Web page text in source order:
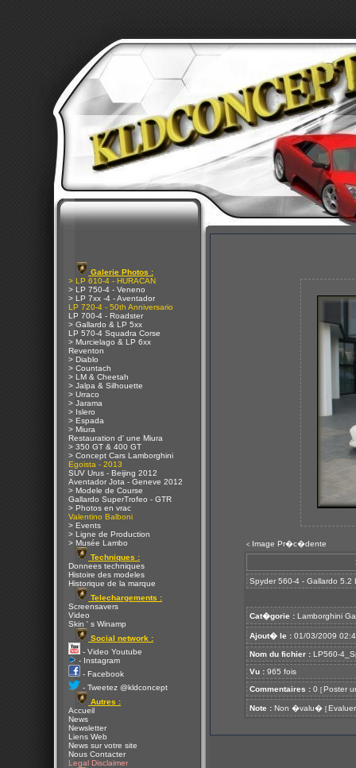
Galerie Photos :
> LP 610-4 - HURACAN
> LP 750-4 - Veneno
> LP 7xx -4 - Aventador
LP 720-4 - 50th Anniversario
LP 700-4 - Roadster
> Gallardo & LP 5xx
LP 570-4 Squadra Corse
> Murcielago & LP 6xx
Reventon
> Diablo
> Countach
> LM & Cheetah
> Jalpa & Silhouette
> Urraco
> Jarama
> Islero
> Espada
> Miura
Restauration d' une Miura
> 350 GT & 400 GT
> Concept Cars Lamborghini
Egoista - 2013
SUV Urus - Beijing 2012
Aventador Jota - Geneve 2012
> Modele de Course
Gallardo SuperTrofeo - GTR
> Photos en vrac
Valentino Balboni
> Events
> Ligne de Production
> Musée Lambo
Techniques :
Donnees techniques
Histoire des modeles
Historique de la marque
Telechargements :
Screensavers
Video
Skin ' s Winamp
Social network :
- Video Youtube
- Instagram
- Facebook
- Tweetez @kldconcept
Autres :
Accueil
News
Newsletter
Liens Web
News sur votre site
Nous Contacter
Legal Disclaimer
< Image Pr�c�dente
Spyder 560-4 - Gallardo 5.2
Cat�gorie : Lamborghini
Ajout� le : 01/03/2009
Nom du fichier : LP560-
Vu : 965 fois
Commentaires : 0 [ Poster
Note : Non �valu� [ Evaluer